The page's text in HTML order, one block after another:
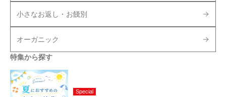
小さなお返し・お餞別
オーガニック
特集から探す
Special